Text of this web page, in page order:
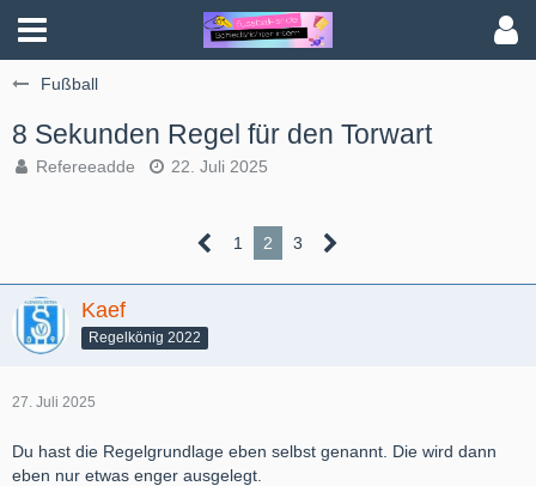
Fußball
8 Sekunden Regel für den Torwart
Refereeadde 22. Juli 2025
1 2 3
Kaef
Regelkönig 2022
27. Juli 2025
Du hast die Regelgrundlage eben selbst genannt. Die wird dann
eben nur etwas enger ausgelegt.